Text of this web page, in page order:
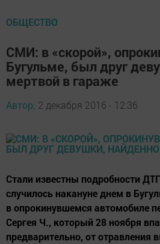
ОБЩЕСТВО
СМИ: в «скорой»,
Бугульме, был друг
мертвой в гараже
Автор, 2 декабря 2016 - 12:36
Стали известны подробности
случилось накануне днем в
в опрокинувшемся автомобиле
Сергея Ч., который 28 ноября
предварительно, от